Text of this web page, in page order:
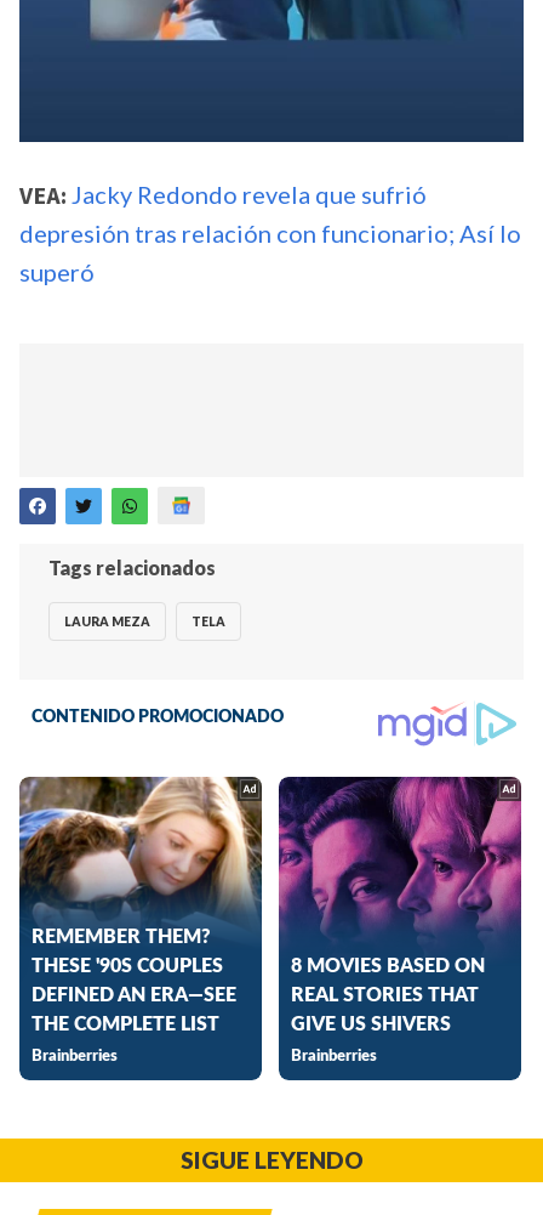
VEA: Jacky Redondo revela que sufrió
depresión tras relación con funcionario; Así lo
superó
Tags relacionados
LAURA MEZA TELA
SIGUE LEYENDO